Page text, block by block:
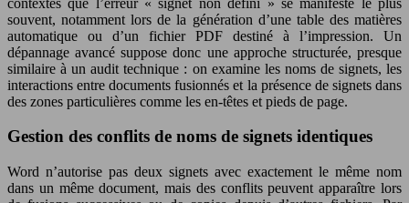
souvent, notamment lors de la génération d’une table des matières
automatique ou d’un fichier PDF destiné à l’impression. Un
dépannage avancé suppose donc une approche structurée, presque
similaire à un audit technique : on examine les noms de signets, les
interactions entre documents fusionnés et la présence de signets dans
des zones particulières comme les en-têtes et pieds de page.
Gestion des conflits de noms de signets identiques
Word n’autorise pas deux signets avec exactement le même nom
dans un même document, mais des conflits peuvent apparaître lors